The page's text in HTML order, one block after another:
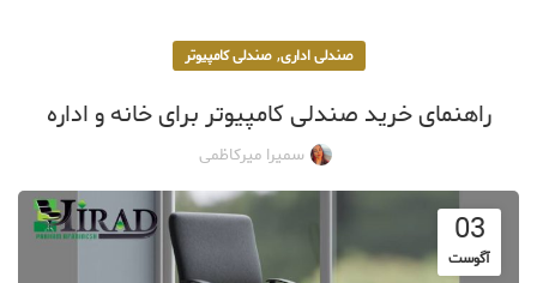
صندلی اداری,صندلی کامپیوتر
راهنمای خرید صندلی کامپیوتر برای خانه و اداره
سمیرا میرکاظمی
03
آگوست